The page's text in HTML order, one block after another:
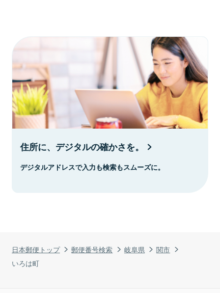
日本郵便トップ 郵便番号検索 岐阜県
関市
いろは町
住所に、デジタルの確かさを。
デジタルアドレスで入力も検索もスムーズに。